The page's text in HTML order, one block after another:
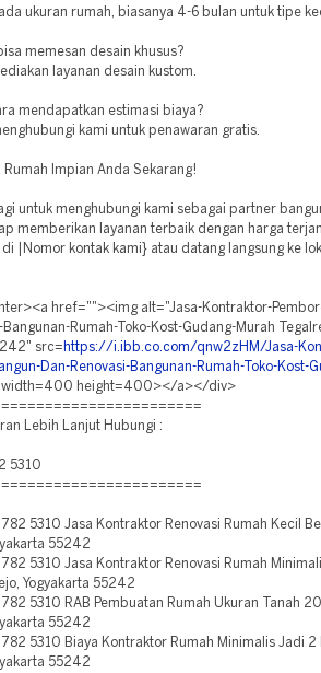
ukuran rumah, biasanya 4-6 bulan untuk tipe
memesan desain khusus?
layanan desain kustom.
mendapatkan estimasi biaya?
kami untuk penawaran gratis.
Rumah Impian Anda Sekarang!
untuk menghubungi kami sebagai partner
memberikan layanan terbaik dengan harga
di |Nomor kontak kami} atau datang langsung ke
href=""><img alt="Jasa-Kontraktor-
Bangunan-Rumah-Toko-Kost-Gudang-Murah
src= https://i.ibb.co.com/qnw2zHM/Jasa-
Dan-Renovasi-Bangunan-Rumah-Toko-Kost-
height=400></a></div>
Lebih Lanjut Hubungi :
5310
5310 Jasa Kontraktor Renovasi Rumah Kecil
55242
5310 Jasa Kontraktor Renovasi Rumah
Yogyakarta 55242
5310 RAB Pembuatan Rumah Ukuran Tanah
55242
5310 Biaya Kontraktor Rumah Minimalis Jadi 2
55242